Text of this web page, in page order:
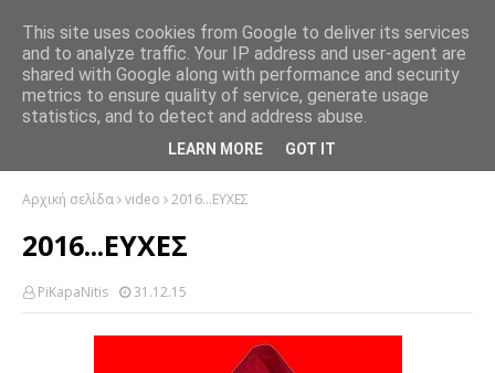
Αρχική σελίδα video 2016...ΕΥΧΕΣ
2016...ΕΥΧΕΣ
PiKapaNitis 31.12.15
This site uses cookies from Google to deliver its services
and to analyze traffic. Your IP address and user-agent are
shared with Google along with performance and security
metrics to ensure quality of service, generate usage
statistics, and to detect and address abuse.
LEARN MORE GOT IT